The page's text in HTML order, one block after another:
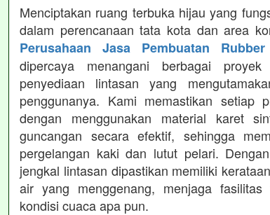
Menciptakan ruang terbuka hijau yang
dalam perencanaan tata kota dan area
Perusahaan Jasa Pembuatan
dipercaya menangani berbagai
penyediaan lintasan yang
penggunanya. Kami memastikan setiap
dengan menggunakan material karet
guncangan secara efektif, sehingga
pergelangan kaki dan lutut pelari.
jengkal lintasan dipastikan memiliki
air yang menggenang, menjaga
kondisi cuaca apa pun.